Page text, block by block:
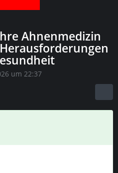
Ahnenmedizin
um 22:37